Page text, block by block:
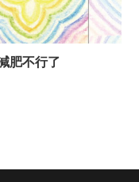
肥不行了